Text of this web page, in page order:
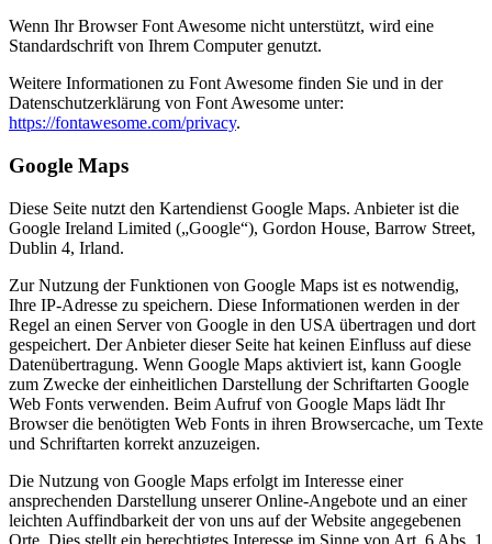
Wenn Ihr Browser Font Awesome nicht unterstützt, wird eine
Standardschrift von Ihrem Computer genutzt.
Weitere Informationen zu Font Awesome finden Sie und in der
Datenschutzerklärung von Font Awesome unter:
https://fontawesome.com/privacy.
Google Maps
Diese Seite nutzt den Kartendienst Google Maps. Anbieter ist die
Google Ireland Limited („Google“), Gordon House, Barrow Street,
Dublin 4, Irland.
Zur Nutzung der Funktionen von Google Maps ist es notwendig,
Ihre IP-Adresse zu speichern. Diese Informationen werden in der
Regel an einen Server von Google in den USA übertragen und dort
gespeichert. Der Anbieter dieser Seite hat keinen Einfluss auf diese
Datenübertragung. Wenn Google Maps aktiviert ist, kann Google
zum Zwecke der einheitlichen Darstellung der Schriftarten Google
Web Fonts verwenden. Beim Aufruf von Google Maps lädt Ihr
Browser die benötigten Web Fonts in ihren Browsercache, um Texte
und Schriftarten korrekt anzuzeigen.
Die Nutzung von Google Maps erfolgt im Interesse einer
ansprechenden Darstellung unserer Online-Angebote und an einer
leichten Auffindbarkeit der von uns auf der Website angegebenen
Orte. Dies stellt ein berechtigtes Interesse im Sinne von Art. 6 Abs. 1